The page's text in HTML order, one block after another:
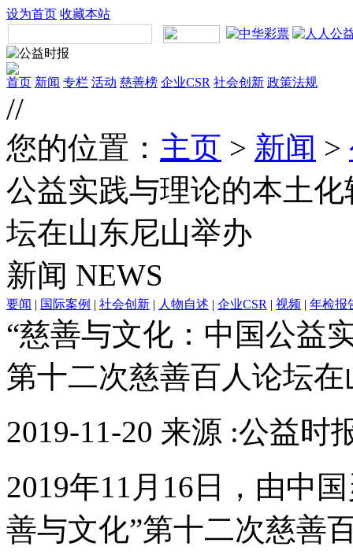
设为首页 收藏本站
首页 新闻 专栏 活动 慈善榜 企业CSR 社会创新 政策法规
//
您的位置： 主页 > 新闻 >
公益实践与理论的本土
坛在山东尼山举办
新闻 NEWS
要闻 | 国际案例 | 社会创新 | 人物自述 | 企业CSR | 视频 | 年检报
“慈善与文化：中国公
第十二次慈善百人论坛
2019-11-20 来源 :公益时
2019年11月16日，由中
善与文化”第十二次慈善